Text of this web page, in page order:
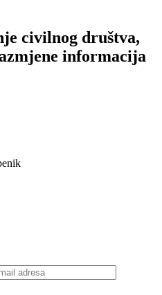
civilnog društva,
informacija